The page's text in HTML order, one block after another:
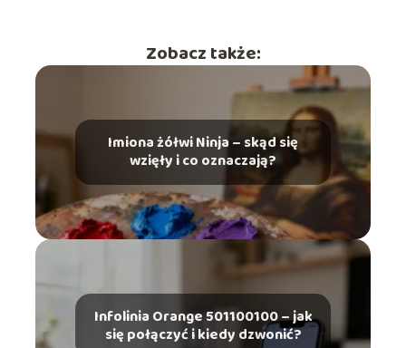
Zobacz także:
Imiona żółwi Ninja – skąd się
wzięły i co oznaczają?
Infolinia Orange 501100100 – jak
się połączyć i kiedy dzwonić?